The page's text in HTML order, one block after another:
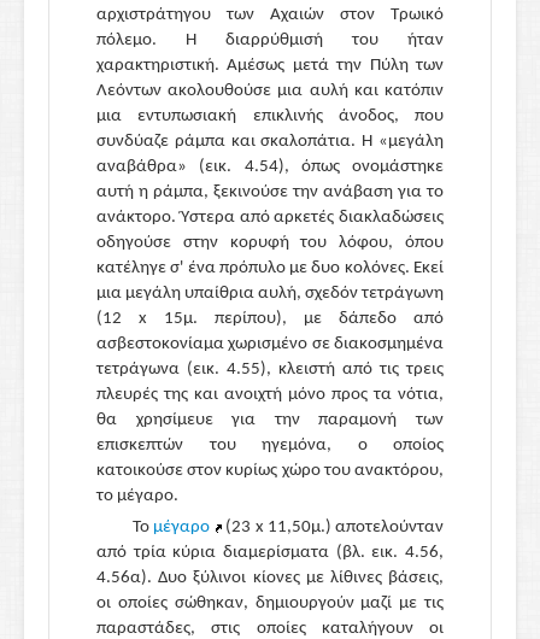
αρχιστράτηγου των Αχαιών στον Τρωικό
πόλεμο. Η διαρρύθμισή του ήταν
χαρακτηριστική. Αμέσως μετά την Πύλη των
Λεόντων ακολουθούσε μια αυλή και κατόπιν
μια εντυπωσιακή επικλινής άνοδος, που
συνδύαζε ράμπα και σκαλοπάτια. Η «μεγάλη
αναβάθρα» (εικ. 4.54), όπως ονομάστηκε
αυτή η ράμπα, ξεκινούσε την ανάβαση για το
ανάκτορο. Ύστερα από αρκετές διακλαδώσεις
οδηγούσε στην κορυφή του λόφου, όπου
κατέληγε σ' ένα πρόπυλο με δυο κολόνες. Εκεί
μια μεγάλη υπαίθρια αυλή, σχεδόν τετράγωνη
(12 x 15μ. περίπου), με δάπεδο από
ασβεστοκονίαμα χωρισμένο σε διακοσμημένα
τετράγωνα (εικ. 4.55), κλειστή από τις τρεις
πλευρές της και ανοιχτή μόνο προς τα νότια,
θα χρησίμευε για την παραμονή των
επισκεπτών του ηγεμόνα, ο οποίος
κατοικούσε στον κυρίως χώρο του ανακτόρου,
το μέγαρο.
Το μέγαρο
(23 x 11,50μ.) αποτελούνταν
από τρία κύρια διαμερίσματα (βλ. εικ. 4.56,
4.56α). Δυο ξύλινοι κίονες με λίθινες βάσεις,
οι οποίες σώθηκαν, δημιουργούν μαζί με τις
παραστάδες, στις οποίες καταλήγουν οι